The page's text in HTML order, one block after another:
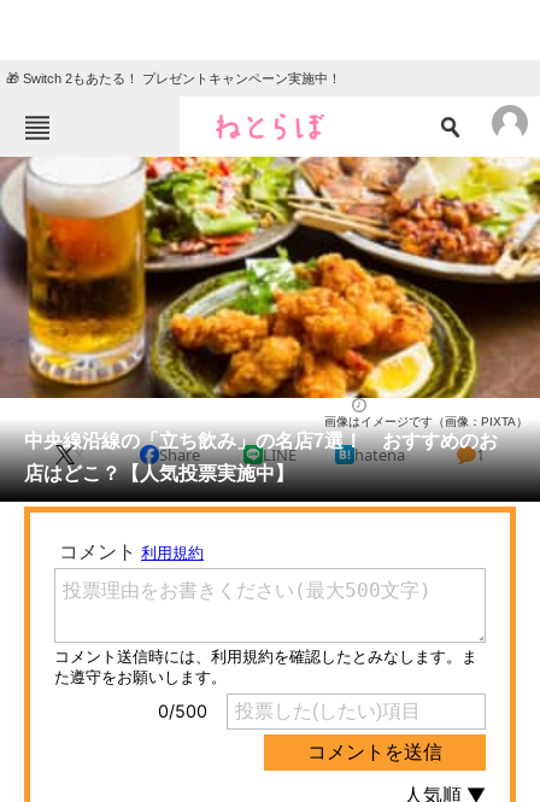
🎁 Switch 2もあたる！ プレゼントキャンペーン実施中！
ねとらぼメニュー
TOP ニュース
エンタメ クイズ
グルメ 地域
住まい 教育・育児
リサーチ
会員記事
メディア
ITの今と未来を見通す
スマホと通信の最新トレンド
進化するPCとデバイスの未来
中央線沿線の「立ち飲み」の名店7選！ おすすめのお
店はどこ？【人気投票実施中】
画像はイメージです（画像：PIXTA）
X Share LINE hatena 1